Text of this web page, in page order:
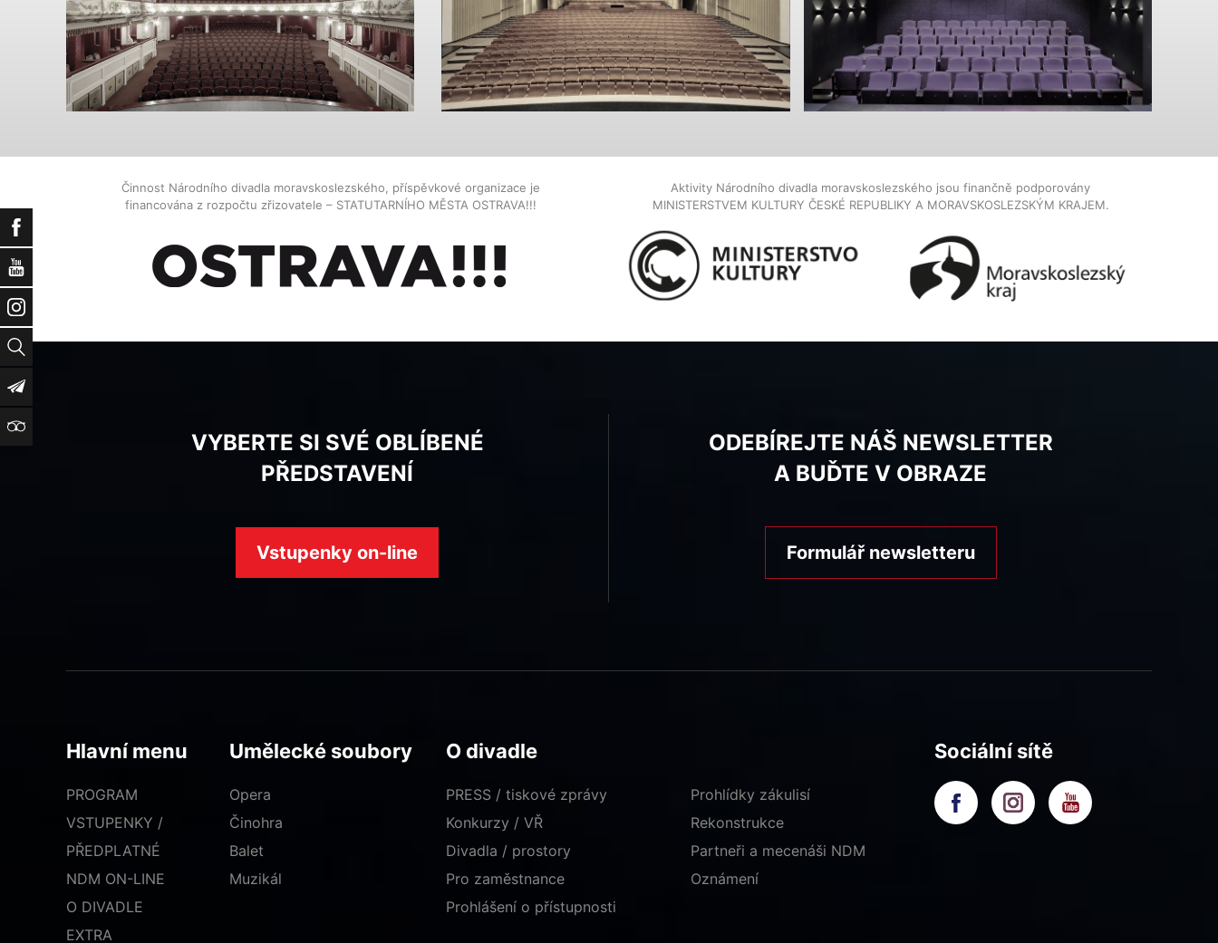
Facebook
YouTube
Instagram
Vyhledat
Newsletter
TripAdvisor
Činnost Národního divadla moravskoslezského, příspěvkové organizace je
financována z rozpočtu zřizovatele – STATUTARNÍHO MĚSTA OSTRAVA!!!
Aktivity Národního divadla moravskoslezského jsou finančně podporovány
MINISTERSTVEM KULTURY ČESKÉ REPUBLIKY A MORAVSKOSLEZSKÝM KRAJEM.
VYBERTE SI SVÉ OBLÍBENÉ
PŘEDSTAVENÍ
Vstupenky on-line
ODEBÍREJTE NÁŠ NEWSLETTER
A BUĎTE V OBRAZE
Formulář newsletteru
Hlavní menu
PROGRAM
VSTUPENKY /
PŘEDPLATNÉ
NDM ON-LINE
O DIVADLE
EXTRA
Umělecké soubory
Opera
Činohra
Balet
Muzikál
O divadle
PRESS / tiskové zprávy
Konkurzy / VŘ
Divadla / prostory
Prohlídky zákulisí
Rekonstrukce
Partneři a mecenáši NDM
Pro zaměstnance
Oznámení
Prohlášení o přístupnosti
Sociální sítě